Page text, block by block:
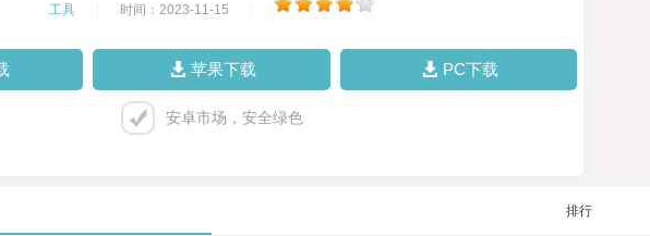
工具 时间：2023-11-15
苹果下载 PC下载
安卓市场，安全绿色
排行